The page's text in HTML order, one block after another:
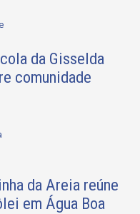
da Gisselda
comunidade
da Areia reúne
em Água Boa